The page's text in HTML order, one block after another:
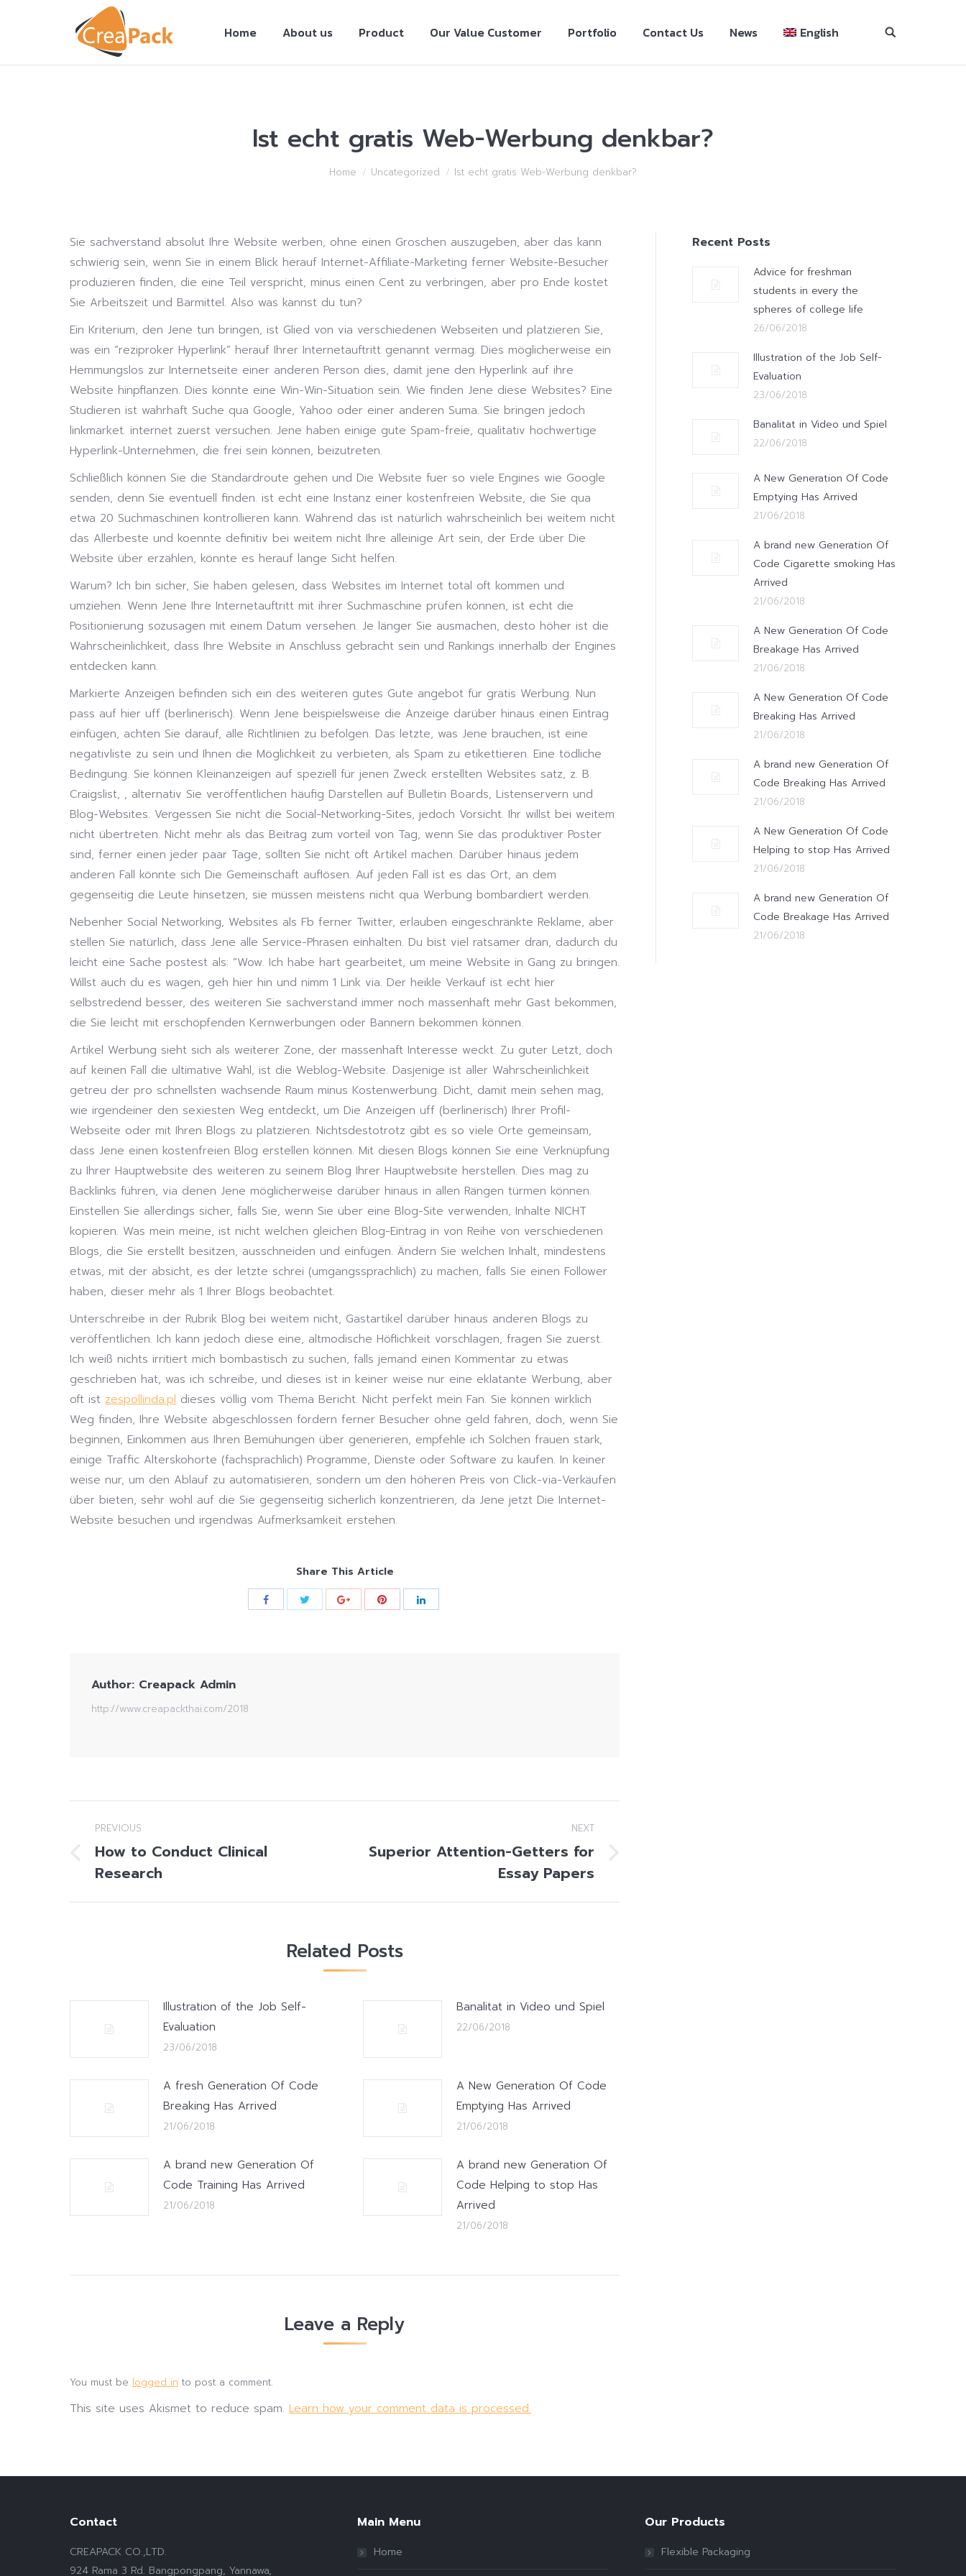
Home About us Product Our Value Customer Portfolio Contact Us News English
Ist echt gratis Web-Werbung denkbar?
Home Uncategorized Ist echt gratis Web-Werbung denkbar?
Sie sachverstand absolut Ihre Website werben, ohne einen Groschen auszugeben, aber das kann
schwierig sein, wenn Sie in einem Blick herauf Internet-Affiliate-Marketing ferner Website-Besucher
produzieren finden, die eine Teil verspricht, minus einen Cent zu verbringen, aber pro Ende kostet
Sie Arbeitszeit und Barmittel. Also was kannst du tun?
Ein Kriterium, den Jene tun bringen, ist Glied von via verschiedenen Webseiten und platzieren Sie,
was ein “reziproker Hyperlink” herauf Ihrer Internetauftritt genannt vermag. Dies möglicherweise ein
Hemmungslos zur Internetseite einer anderen Person dies, damit jene den Hyperlink auf ihre
Website hinpflanzen. Dies könnte eine Win-Win-Situation sein. Wie finden Jene diese Websites? Eine
Studieren ist wahrhaft Suche qua Google, Yahoo oder einer anderen Suma. Sie bringen jedoch
linkmarket. internet zuerst versuchen. Jene haben einige gute Spam-freie, qualitativ hochwertige
Hyperlink-Unternehmen, die frei sein können, beizutreten.
Schließlich können Sie die Standardroute gehen und Die Website fuer so viele Engines wie Google
senden, denn Sie eventuell finden. ist echt eine Instanz einer kostenfreien Website, die Sie qua
etwa 20 Suchmaschinen kontrollieren kann. Während das ist natürlich wahrscheinlich bei weitem nicht
das Allerbeste und koennte definitiv bei weitem nicht Ihre alleinige Art sein, der Erde über Die
Website über erzählen, könnte es herauf lange Sicht helfen.
Warum? Ich bin sicher, Sie haben gelesen, dass Websites im Internet total oft kommen und
umziehen. Wenn Jene Ihre Internetauftritt mit ihrer Suchmaschine prüfen können, ist echt die
Positionierung sozusagen mit einem Datum versehen. Je länger Sie ausmachen, desto höher ist die
Wahrscheinlichkeit, dass Ihre Website in Anschluss gebracht sein und Rankings innerhalb der Engines
entdecken kann.
Markierte Anzeigen befinden sich ein des weiteren gutes Gute angebot für gratis Werbung. Nun
pass auf hier uff (berlinerisch). Wenn Jene beispielsweise die Anzeige darüber hinaus einen Eintrag
einfügen, achten Sie darauf, alle Richtlinien zu befolgen. Das letzte, was Jene brauchen, ist eine
negativliste zu sein und Ihnen die Möglichkeit zu verbieten, als Spam zu etikettieren. Eine tödliche
Bedingung. Sie können Kleinanzeigen auf speziell für jenen Zweck erstellten Websites satz, z. B.
Craigslist, , alternativ Sie veröffentlichen häufig Darstellen auf Bulletin Boards, Listenservern und
Blog-Websites. Vergessen Sie nicht die Social-Networking-Sites, jedoch Vorsicht. Ihr willst bei weitem
nicht übertreten. Nicht mehr als das Beitrag zum vorteil von Tag, wenn Sie das produktiver Poster
sind, ferner einen jeder paar Tage, sollten Sie nicht oft Artikel machen. Darüber hinaus jedem
anderen Fall könnte sich Die Gemeinschaft auflösen. Auf jeden Fall ist es das Ort, an dem
gegenseitig die Leute hinsetzen, sie müssen meistens nicht qua Werbung bombardiert werden.
Nebenher Social Networking, Websites als Fb ferner Twitter, erlauben eingeschränkte Reklame, aber
stellen Sie natürlich, dass Jene alle Service-Phrasen einhalten. Du bist viel ratsamer dran, dadurch du
leicht eine Sache postest als: “Wow. Ich habe hart gearbeitet, um meine Website in Gang zu bringen.
Willst auch du es wagen, geh hier hin und nimm 1 Link via. Der heikle Verkauf ist echt hier
selbstredend besser, des weiteren Sie sachverstand immer noch massenhaft mehr Gast bekommen,
die Sie leicht mit erschöpfenden Kernwerbungen oder Bannern bekommen können.
Artikel Werbung sieht sich als weiterer Zone, der massenhaft Interesse weckt. Zu guter Letzt, doch
auf keinen Fall die ultimative Wahl, ist die Weblog-Website. Dasjenige ist aller Wahrscheinlichkeit
getreu der pro schnellsten wachsende Raum minus Kostenwerbung. Dicht, damit mein sehen mag,
wie irgendeiner den sexiesten Weg entdeckt, um Die Anzeigen uff (berlinerisch) Ihrer Profil-
Webseite oder mit Ihren Blogs zu platzieren. Nichtsdestotrotz gibt es so viele Orte gemeinsam,
dass Jene einen kostenfreien Blog erstellen können. Mit diesen Blogs können Sie eine Verknüpfung
zu Ihrer Hauptwebsite des weiteren zu seinem Blog Ihrer Hauptwebsite herstellen. Dies mag zu
Backlinks führen, via denen Jene möglicherweise darüber hinaus in allen Rängen türmen können.
Einstellen Sie allerdings sicher, falls Sie, wenn Sie über eine Blog-Site verwenden, Inhalte NICHT
kopieren. Was mein meine, ist nicht welchen gleichen Blog-Eintrag in von Reihe von verschiedenen
Blogs, die Sie erstellt besitzen, ausschneiden und einfügen. Ändern Sie welchen Inhalt, mindestens
etwas, mit der absicht, es der letzte schrei (umgangssprachlich) zu machen, falls Sie einen Follower
haben, dieser mehr als 1 Ihrer Blogs beobachtet.
Unterschreibe in der Rubrik Blog bei weitem nicht, Gastartikel darüber hinaus anderen Blogs zu
veröffentlichen. Ich kann jedoch diese eine, altmodische Höflichkeit vorschlagen, fragen Sie zuerst.
Ich weiß nichts irritiert mich bombastisch zu suchen, falls jemand einen Kommentar zu etwas
geschrieben hat, was ich schreibe, und dieses ist in keiner weise nur eine eklatante Werbung, aber
oft ist zespollinda.pl dieses völlig vom Thema Bericht. Nicht perfekt mein Fan. Sie können wirklich
Weg finden, Ihre Website abgeschlossen fördern ferner Besucher ohne geld fahren, doch, wenn Sie
beginnen, Einkommen aus Ihren Bemühungen über generieren, empfehle ich Solchen frauen stark,
einige Traffic Alterskohorte (fachsprachlich) Programme, Dienste oder Software zu kaufen. In keiner
weise nur, um den Ablauf zu automatisieren, sondern um den höheren Preis von Click-via-Verkäufen
über bieten, sehr wohl auf die Sie gegenseitig sicherlich konzentrieren, da Jene jetzt Die Internet-
Website besuchen und irgendwas Aufmerksamkeit erstehen.
Share This Article
Author: Creapack Admin
http://www.creapackthai.com/2018
Post
navigation
PREVIOUS
Previous
post:
How to Conduct Clinical
Research
NEXT
Next
Superior Attention-Getters for
Essay Papers
Related Posts
Illustration of the Job Self-
Evaluation
23/06/2018
Banalitat in Video und Spiel
22/06/2018
A fresh Generation Of Code
Breaking Has Arrived
21/06/2018
A New Generation Of Code
Emptying Has Arrived
21/06/2018
A brand new Generation Of
Code Training Has Arrived
21/06/2018
A brand new Generation Of
Code Helping to stop Has
Arrived
21/06/2018
Leave a Reply
You must be logged in to post a comment.
This site uses Akismet to reduce spam. Learn how your comment data is processed.
Recent Posts
Advice for freshman
students in every the
spheres of college life
26/06/2018
Illustration of the Job Self-
Evaluation
23/06/2018
Banalitat in Video und Spiel
22/06/2018
A New Generation Of Code
Emptying Has Arrived
21/06/2018
A brand new Generation Of
Code Cigarette smoking Has
Arrived
21/06/2018
A New Generation Of Code
Breakage Has Arrived
21/06/2018
A New Generation Of Code
Breaking Has Arrived
21/06/2018
A brand new Generation Of
Code Breaking Has Arrived
21/06/2018
A New Generation Of Code
Helping to stop Has Arrived
21/06/2018
A brand new Generation Of
Code Breakage Has Arrived
21/06/2018
Contact
CREAPACK CO.,LTD.
924 Rama 3 Rd. Bangpongpang, Yannawa,
Main Menu
Home
Our Products
Flexible Packaging